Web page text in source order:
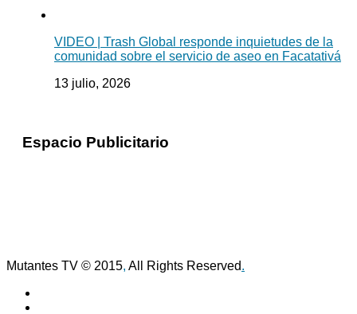
VIDEO | Trash Global responde inquietudes de la
comunidad sobre el servicio de aseo en Facatativá
13 julio, 2026
Espacio Publicitario
Mutantes TV © 2015, All Rights Reserved.